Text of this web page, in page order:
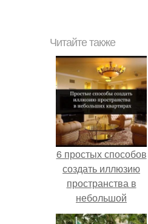
Читайте также
6 простых способов
создать иллюзию
пространства в
небольшой
квартире: